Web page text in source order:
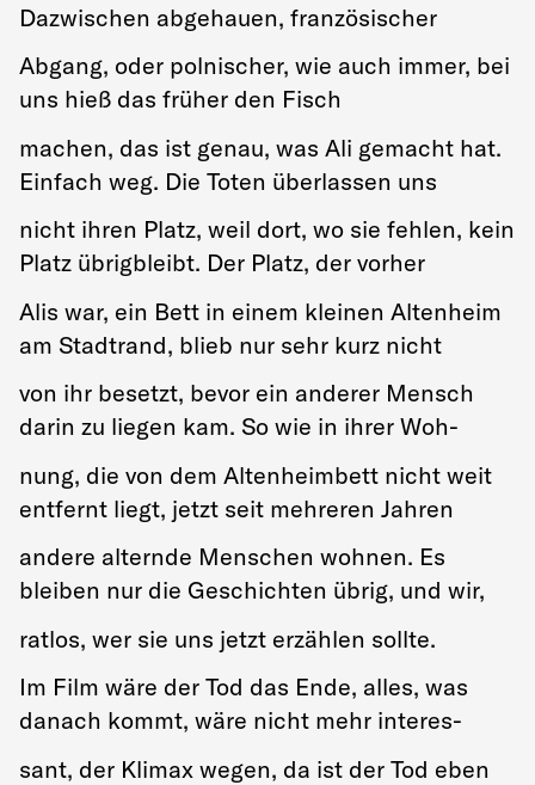
Dazwischen abgehauen, französischer
Abgang, oder polnischer, wie auch immer, bei
uns hieß das früher den Fisch
machen, das ist genau, was Ali gemacht hat.
Einfach weg. Die Toten überlassen uns
nicht ihren Platz, weil dort, wo sie fehlen, kein
Platz übrigbleibt. Der Platz, der vorher
Alis war, ein Bett in einem kleinen Altenheim
am Stadtrand, blieb nur sehr kurz nicht
von ihr besetzt, bevor ein anderer Mensch
darin zu liegen kam. So wie in ihrer Woh-
nung, die von dem Altenheimbett nicht weit
entfernt liegt, jetzt seit mehreren Jahren
andere alternde Menschen wohnen. Es
bleiben nur die Geschichten übrig, und wir,
ratlos, wer sie uns jetzt erzählen sollte.
Im Film wäre der Tod das Ende, alles, was
danach kommt, wäre nicht mehr interes-
sant, der Klimax wegen, da ist der Tod eben